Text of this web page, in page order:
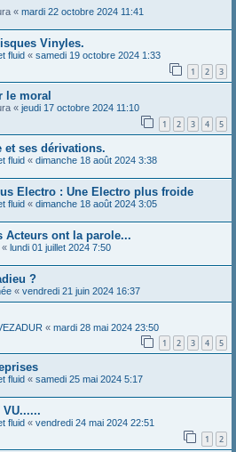
« mardi 22 octobre 2024 11:41
Vinyles.
fluid « samedi 19 octobre 2024 1:33
1 2 3
le moral
« jeudi 17 octobre 2024 11:10
1 2 3 4 5
ses dérivations.
fluid « dimanche 18 août 2024 3:38
Electro : Une Electro plus froide
fluid « dimanche 18 août 2024 3:05
Acteurs ont la parole...
« lundi 01 juillet 2024 7:50
?
« vendredi 21 juin 2024 16:37
« mardi 28 mai 2024 23:50
1 2 3 4 5
fluid « samedi 25 mai 2024 5:17
VU......
fluid « vendredi 24 mai 2024 22:51
1 2